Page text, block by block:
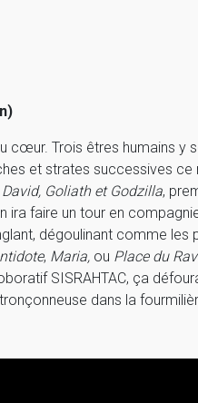
cœur. Trois êtres humains y
et strates successives
David, Goliath et Godzilla,
ira faire un tour en
dégoulinant comme les
, Maria, ou Place du
SISRAHTAC, ça
dans la